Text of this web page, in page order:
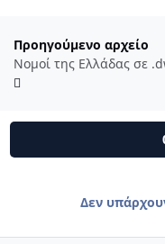
Προηγούμενο αρχείο
Νομοί της Ελλάδας σε
Δεν